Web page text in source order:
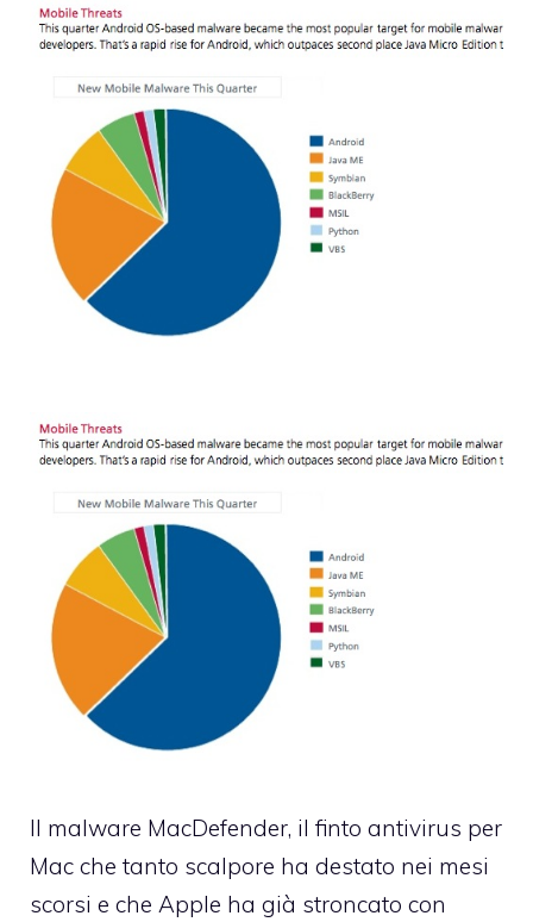
Il malware MacDefender, il finto antivirus per
Mac che tanto scalpore ha destato nei mesi
scorsi e che Apple ha già stroncato con